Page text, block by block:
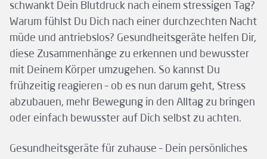
schwankt Dein Blutdruck nach einem stressigen Tag?
Warum fühlst Du Dich nach einer durchzechten Nacht
müde und antriebslos? Gesundheitsgeräte helfen Dir,
diese Zusammenhänge zu erkennen und bewusster
mit Deinem Körper umzugehen. So kannst Du
frühzeitig reagieren – ob es nun darum geht, Stress
abzubauen, mehr Bewegung in den Alltag zu bringen
oder einfach bewusster auf Dich selbst zu achten.
Gesundheitsgeräte für zuhause – Dein persönliches